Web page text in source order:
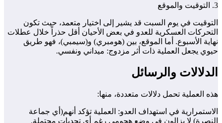
3. التوقيت والموقع
التوقيت في يوم السبت قد يشير إلى اختيار متعمد، حيث تكون
التحركات العسكرية للعدو في بعض الأحيان أقل حذراً خلال عطلات
نهاية الأسبوع. أما الموقع، بين (هومبري) و(سيمبي)، فهو طريق
حيوي يجعل العملية ذات أثر مزدوج: ميداني ونفسي.
الدلالات والرسائل
هذه العملية تحمل دلالات متعددة، منها:
الاستمرارية في استهداف العدو: العملية تؤكد أنهم(أي جماعة
النصرة) لا يزالون في وضع هجومي رغم أي تحديات محتملة.